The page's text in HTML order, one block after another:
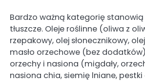
Bardzo ważną kategorię
tłuszcze. Oleje roślinne (oliwa z
rzepakowy, olej słonecznikowy,
masło orzechowe (bez
orzechy i nasiona (migdały,
nasiona chia, siemię lniane, pestki